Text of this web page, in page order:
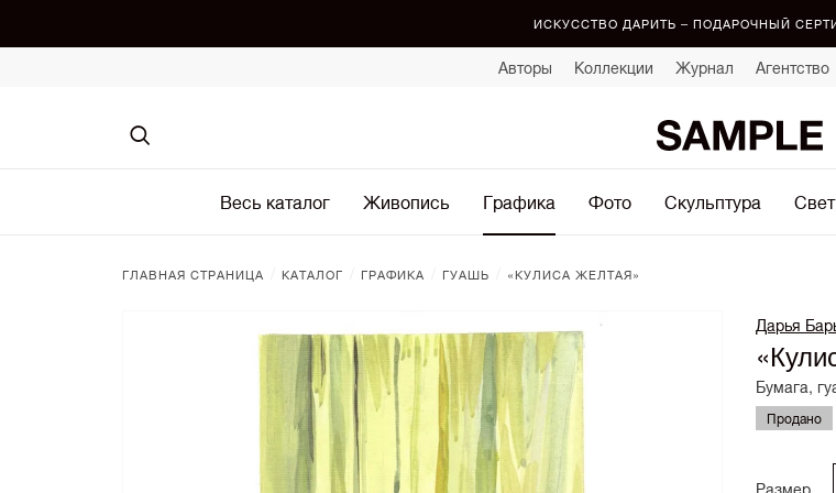
ИСКУССТВО ДАРИТЬ – ПОДАРОЧНЫЙ
Авторы Коллекции Журнал Агентство
Весь каталог Живопись Графика Фото Скульптура Свет
ГЛАВНАЯ СТРАНИЦА КАТАЛОГ ГРАФИКА ГУАШЬ «КУЛИСА ЖЕЛТАЯ»
Дарья
Бумага,
Продано
Размер